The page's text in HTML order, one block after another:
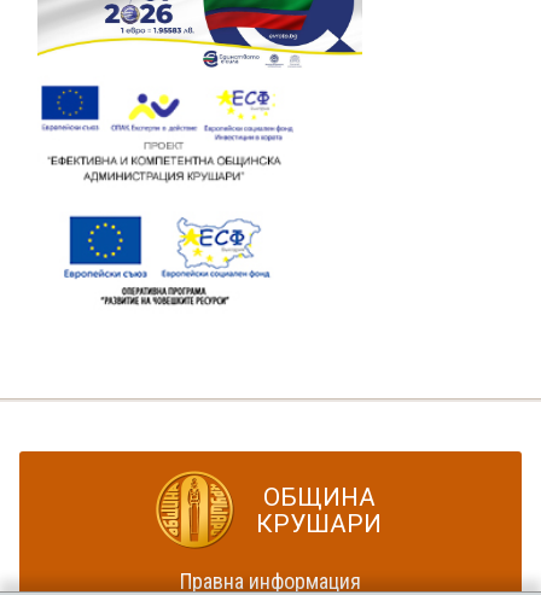
ОБЩИНА
КРУШАРИ
Правна информация